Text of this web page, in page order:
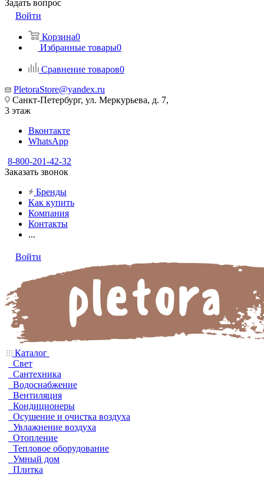
Задать вопрос
Войти
Корзина0
Избранные товары0
Сравнение товаров0
PletoraStore@yandex.ru
Санкт-Петербург, ул. Меркурьева, д. 7,
3 этаж
Вконтакте
WhatsApp
8-800-201-42-32
Заказать звонок
Бренды
Как купить
Компания
Контакты
...
Войти
Каталог
Свет
Сантехника
Водоснабжение
Вентиляция
Кондиционеры
Осушение и очистка воздуха
Увлажнение воздуха
Отопление
Тепловое оборудование
Умный дом
Плитка